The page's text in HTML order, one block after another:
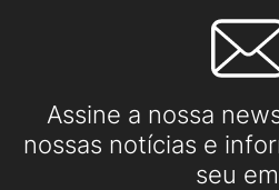
Assine a nossa
nossas notícias e
seu